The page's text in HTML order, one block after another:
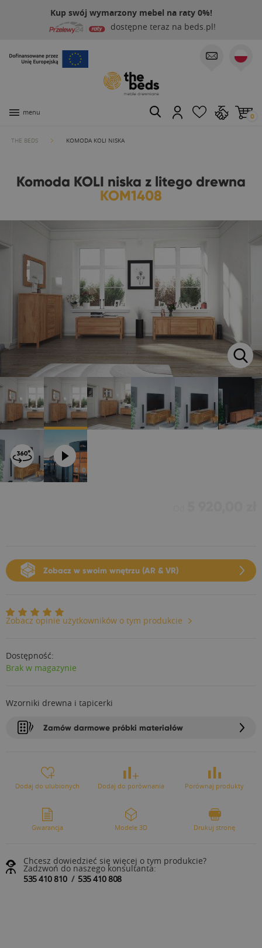
Kup swój wymarzony mebel na raty 0%!
dostępne teraz na beds.pl!
menu 0
THE BEDS KOMODA KOLI NISKA
Komoda KOLI niska z litego drewna
KOM1408
Zobacz w swoim wnętrzu (AR & VR)
Zobacz opinie użytkowników o tym produkcie
Dostępność:
Brak w magazynie
Wzorniki drewna i tapicerki
Zamów darmowe próbki materiałów
Dodaj do ulubionych Dodaj do porównania Porównaj produkty
Gwarancja Modele 3D Drukuj stronę
Chcesz dowiedzieć się więcej o tym produkcie?
Zadzwoń do naszego konsultanta:
535 410 810/ 535 410 808